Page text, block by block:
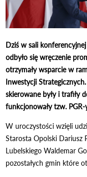
Dziś w sali
odbyło się wręczenie
otrzymały wsparcie w
Inwestycji
skierowane były i trafiły
funkcjonowały tzw. PGR-
W uroczystości wzięli
Starosta Opolski Dariusz
Lubelskiego Waldemar
pozostałych gmin które